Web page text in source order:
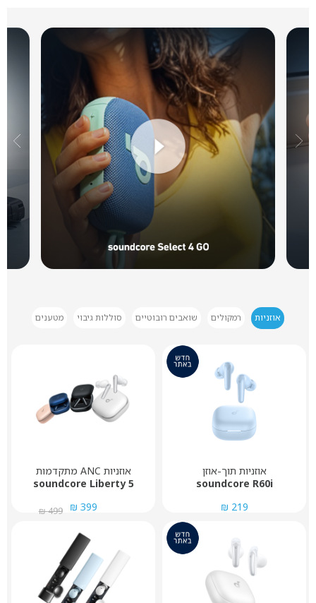
אוזניות רמקולים שואבים רובוטיים סוללות גיבוי מטענים
אוזניות תוך-אוזן
soundcore R60i
219 ₪
אוזניות ANC מתקדמות
soundcore Liberty 5
399 ₪
499 ₪